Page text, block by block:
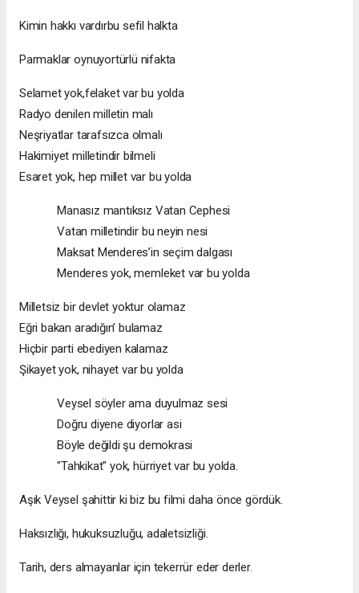
Kimin hakkı vardırbu sefil halkta
Parmaklar oynuyortürlü nifakta
Selamet yok,felaket var bu yolda
Radyo denilen milletin malı
Neşriyatlar tarafsızca olmalı
Hakimiyet milletindir bilmeli
Esaret yok, hep millet var bu yolda
Manasız mantıksız Vatan Cephesi
Vatan milletindir bu neyin nesi
Maksat Menderes’in seçim dalgası
Menderes yok, memleket var bu yolda
Milletsiz bir devlet yoktur olamaz
Eğri bakan aradığın’ bulamaz
Hiçbir parti ebediyen kalamaz
Şikayet yok, nihayet var bu yolda
Veysel söyler ama duyulmaz sesi
Doğru diyene diyorlar asi
Böyle değildi şu demokrasi
"Tahkikat" yok, hürriyet var bu yolda.
Aşık Veysel şahittir ki biz bu filmi daha önce gördük.
Haksızlığı, hukuksuzluğu, adaletsizliği.
Tarih, ders almayanlar için tekerrür eder derler.